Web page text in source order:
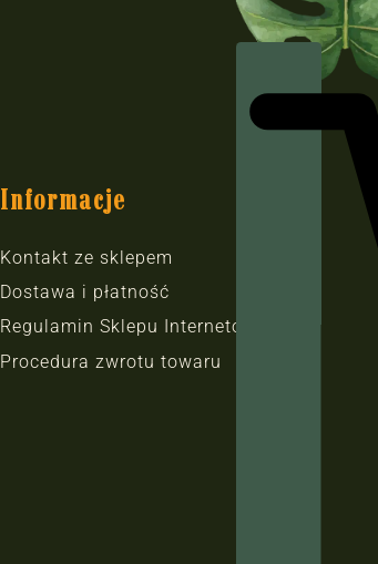
Informacje
Kontakt ze sklepem
Dostawa i płatność
Regulamin Sklepu Internetowego
Procedura zwrotu towaru